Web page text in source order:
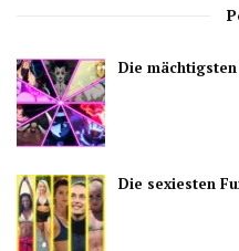
Die
Die sexiesten